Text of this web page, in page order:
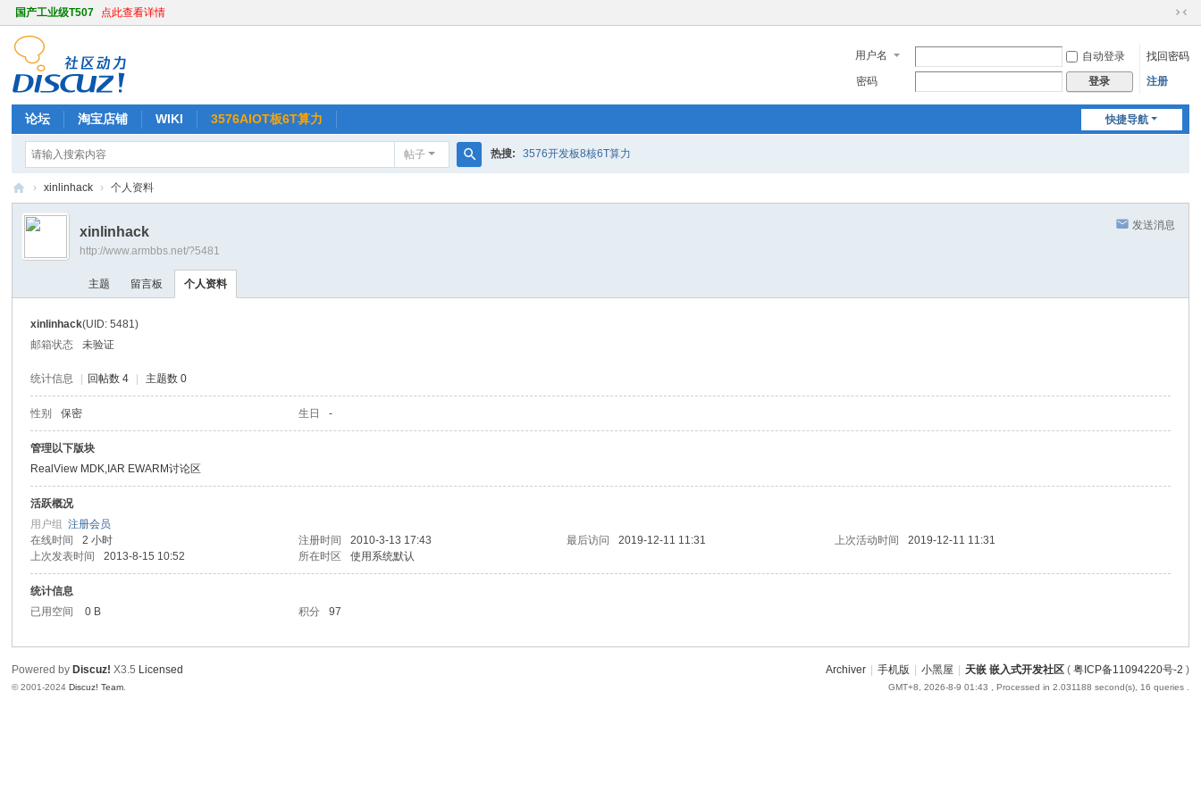
国产工业级T507 点此查看详情
切
到
用户名 自动登录
找回密码
密码
登录 注册
快捷导航
论坛 淘宝店铺 WIKI 3576AIOT板6T算力
帖子
索
热搜: 3576开发板8核6T算力
天
› xinlinhack › 个人资料
发送消息
xinlinhack
http://www.armbbs.net/?5481
主题 留言板 个人资料
xinlinhack(UID: 5481)
邮箱状态
未验证
统计信息 回帖数 4 主题数 0
性别 保密 生日 -
管理以下版块
RealView MDK,IAR EWARM讨论区
活跃概况
用户组注册会员
在线时间
2 小时 注册时间 2010-3-13 17:43 最后访问 2019-12-11 11:31 上次活动时间
2019-12-11 11:31
上次发表时间
2013-8-15 10:52 所在时区 使用系统默认
统计信息
已用空间
0 B 积分 97
Archiver 手机版 小黑屋 天嵌 嵌入式开发社区( 粤ICP备11094220号-2 )
GMT+8, 2026-8-9 01:43 , Processed in 2.031188 second(s), 16 queries .
Powered by Discuz! X3.5 Licensed
© 2001-2024Discuz! Team